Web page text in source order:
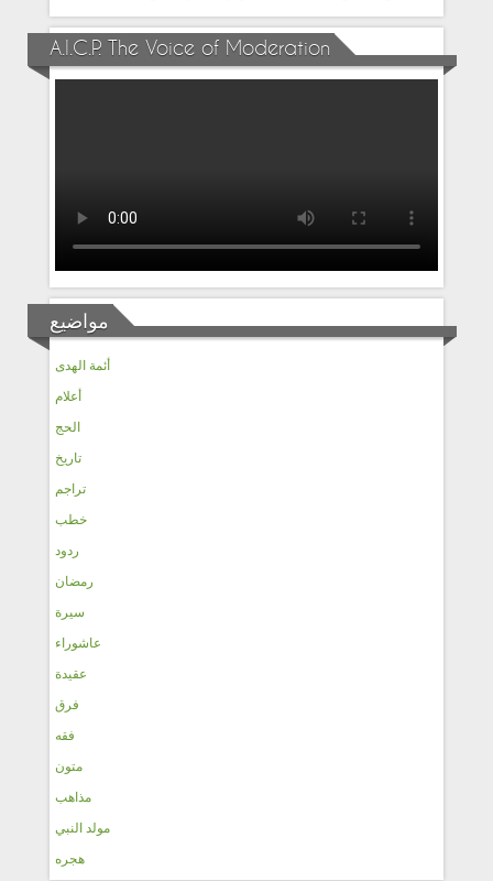
A.I.C.P. The Voice of Moderation
مواضيع
أئمة الهدى
أعلام
الحج
تاريخ
تراجم
خطب
ردود
رمضان
سيرة
عاشوراء
عقيدة
فرق
فقه
متون
مذاهب
مولد النبي
هجره